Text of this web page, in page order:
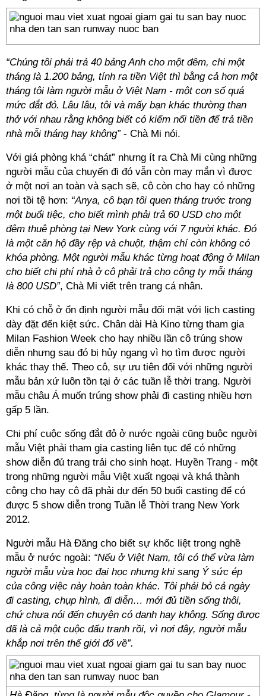
“Chúng tôi phải trả 40 bảng Anh cho một đêm, chi một
tháng là 1.200 bảng, tính ra tiền Việt thì bằng cả hơn một
tháng tôi làm người mẫu ở Việt Nam - một con số quá
mức đắt đỏ. Lâu lâu, tôi và mấy bạn khác thường than
thở với nhau rằng không biết có kiếm nổi tiền để trả tiền
nhà mỗi tháng hay không”- Chà Mi nói.
Với giá phòng khá “chát” nhưng ít ra Chà Mi cùng những
người mẫu của chuyến đi đó vẫn còn may mắn vì được
ở một nơi an toàn và sạch sẽ, cô còn cho hay có những
nơi tồi tệ hơn: “Anya, cô bạn tôi quen tháng trước trong
một buổi tiệc, cho biết mình phải trả 60 USD cho một
đêm thuê phòng tại New York cùng với 7 người khác. Đó
là một căn hộ đầy rệp và chuột, thậm chí còn không có
khóa phòng. Một người mẫu khác từng hoạt động ở Milan
cho biết chi phí nhà ở cô phải trả cho công ty mỗi tháng
là 800 USD”, Chà Mi viết trên trang cá nhân.
Khi có chỗ ở ổn định người mẫu đối mặt với lịch casting
dày đặt đến kiệt sức. Chân dài Hà Kino từng tham gia
Milan Fashion Week cho hay nhiều lần cô trúng show
diễn nhưng sau đó bị hủy ngang vì họ tìm được người
khác thay thế. Theo cô, sự ưu tiên đối với những người
mẫu bản xứ luôn tồn tại ở các tuần lễ thời trang. Người
mẫu châu Á muốn trúng show phải đi casting nhiều hơn
gấp 5 lần.
Chi phí cuộc sống đắt đỏ ở nước ngoài cũng buộc người
mẫu Việt phải tham gia casting liên tục để có những
show diễn đủ trang trải cho sinh hoạt. Huyền Trang - một
trong những người mẫu Việt xuất ngoại và khá thành
công cho hay cô đã phải dự đến 50 buổi casting để có
được 5 show diễn trong Tuần lễ Thời trang New York
2012.
Người mẫu Hà Đăng cho biết sự khốc liệt trong nghề
mẫu ở nước ngoài: “Nếu ở Việt Nam, tôi có thể vừa làm
người mẫu vừa học đại học nhưng khi sang Ý sức ép
của công việc này hoàn toàn khác. Tôi phải bỏ cả ngày
đi casting, chụp hình, đi diễn… mới đủ tiền sống thôi,
chứ chưa nói đến chuyện có danh hay không. Sống được
đã là cả một cuộc đấu tranh rồi, vì nơi đây, người mẫu
khắp nơi trên thế giới đổ về”.